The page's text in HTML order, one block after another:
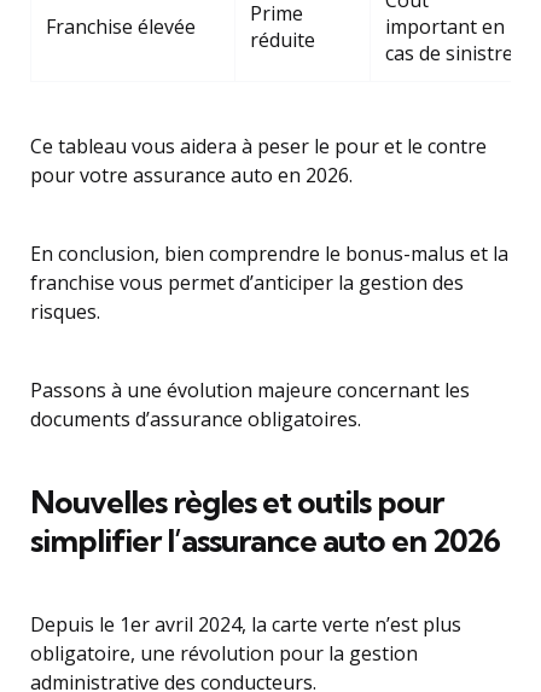
Franchise élevée
Prime
réduite
important en
cas de sinistre
Ce tableau vous aidera à peser le pour et le contre
pour votre assurance auto en 2026.
En conclusion, bien comprendre le bonus-malus et la
franchise vous permet d’anticiper la gestion des
risques.
Passons à une évolution majeure concernant les
documents d’assurance obligatoires.
Nouvelles règles et outils pour
simplifier l’assurance auto en 2026
Depuis le 1er avril 2024, la carte verte n’est plus
obligatoire, une révolution pour la gestion
administrative des conducteurs.